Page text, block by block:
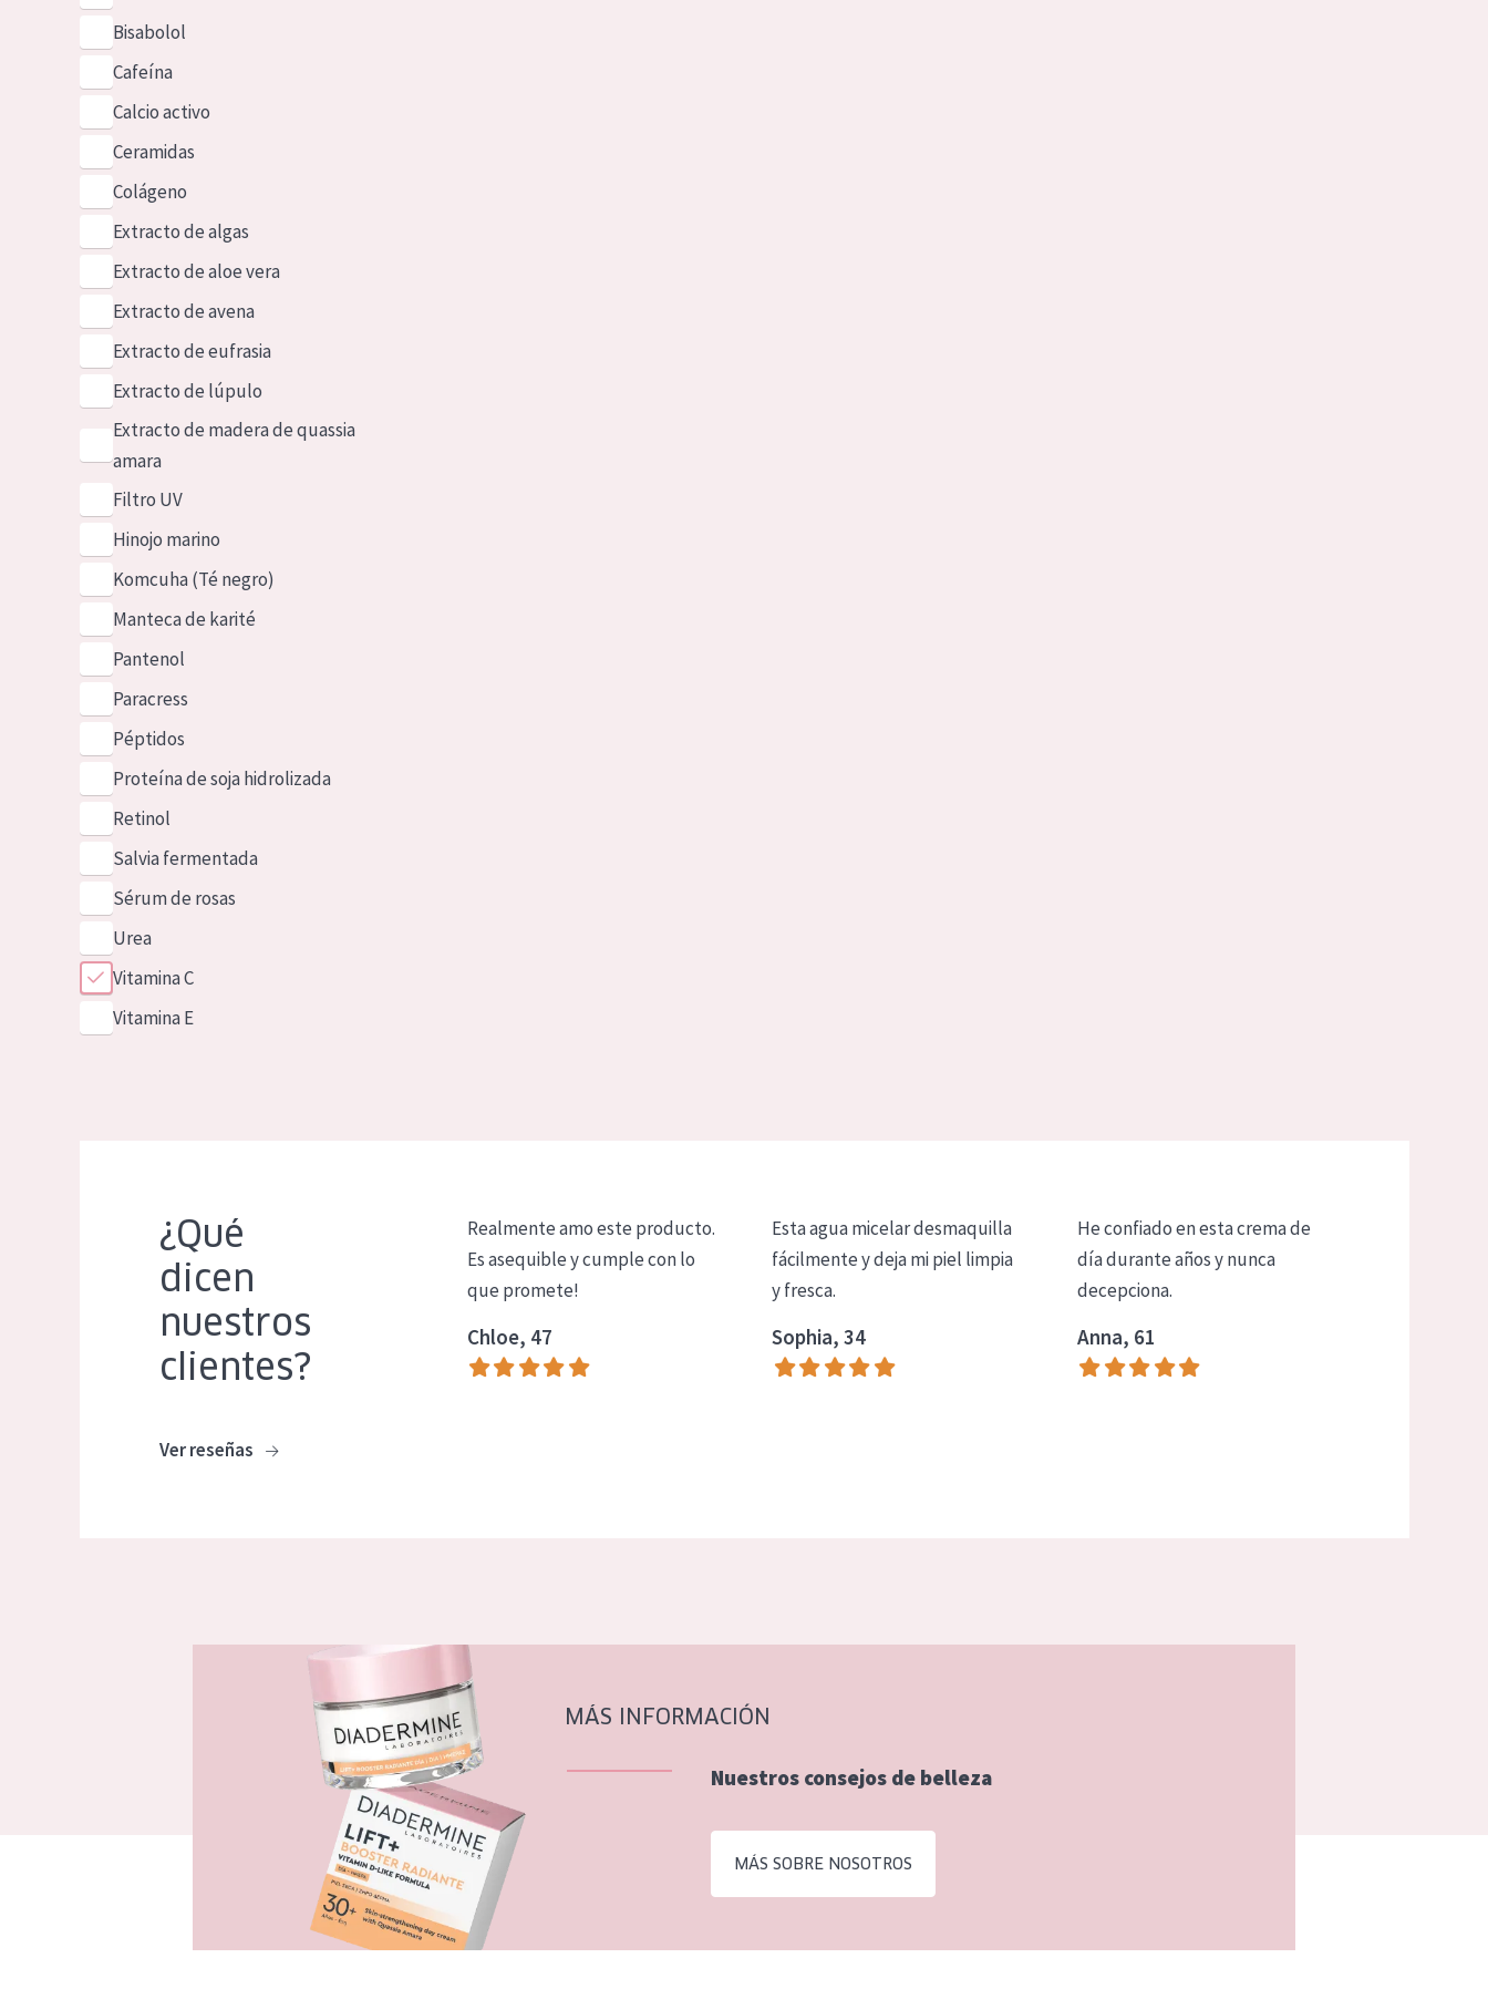
Bisabolol
Cafeína
Calcio activo
Ceramidas
Colágeno
Extracto de algas
Extracto de aloe vera
Extracto de avena
Extracto de eufrasia
Extracto de lúpulo
Extracto de madera de quassia
amara
Filtro UV
Hinojo marino
Komcuha (Té negro)
Manteca de karité
Pantenol
Paracress
Péptidos
Proteína de soja hidrolizada
Retinol
Salvia fermentada
Sérum de rosas
Urea
Vitamina C
Vitamina E
¿Qué
dicen
nuestros
clientes?
Ver reseñas
Realmente amo este producto.
Es asequible y cumple con lo
que promete!
Chloe, 47
Esta agua micelar desmaquilla
fácilmente y deja mi piel limpia
y fresca.
Sophia, 34
He confiado en esta crema de
día durante años y nunca
decepciona.
Anna, 61
MÁS INFORMACIÓN
Nuestros consejos de belleza
MÁS SOBRE NOSOTROS